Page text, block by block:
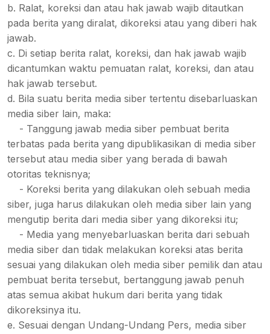
b. Ralat, koreksi dan atau hak jawab wajib ditautkan
pada berita yang diralat, dikoreksi atau yang diberi hak
jawab.
c. Di setiap berita ralat, koreksi, dan hak jawab wajib
dicantumkan waktu pemuatan ralat, koreksi, dan atau
hak jawab tersebut.
d. Bila suatu berita media siber tertentu disebarluaskan
media siber lain, maka:
- Tanggung jawab media siber pembuat berita
terbatas pada berita yang dipublikasikan di media siber
tersebut atau media siber yang berada di bawah
otoritas teknisnya;
- Koreksi berita yang dilakukan oleh sebuah media
siber, juga harus dilakukan oleh media siber lain yang
mengutip berita dari media siber yang dikoreksi itu;
- Media yang menyebarluaskan berita dari sebuah
media siber dan tidak melakukan koreksi atas berita
sesuai yang dilakukan oleh media siber pemilik dan atau
pembuat berita tersebut, bertanggung jawab penuh
atas semua akibat hukum dari berita yang tidak
dikoreksinya itu.
e. Sesuai dengan Undang-Undang Pers, media siber